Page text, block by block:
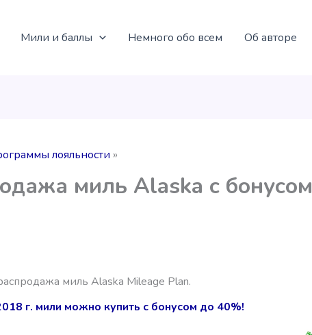
Мили и баллы Немного обо всем Об авторе
лояльности
миль Alaska c бонусом
миль Alaska Mileage Plan.
г. мили можно купить с бонусом до 40%!